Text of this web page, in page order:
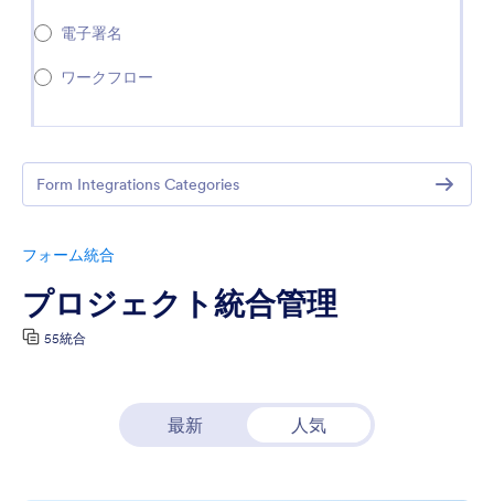
フォーム統合
プロジェクト統合管理
55統合
最新 人気
電子署名
ワークフロー
Form Integrations Categories